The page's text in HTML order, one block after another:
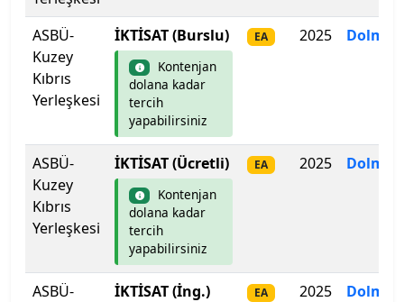
Çağ Üniversitesi
Çanakkale Onsekiz Mart Üniversitesi
Çankaya Üniversitesi
Çankırı Karatekin Üniversitesi
Çukurova Üniversitesi
Demiroğlu Bilim Üniversitesi
Dicle Üniversitesi
ASBÜ-
Kuzey
Kıbrıs
Yerleşkesi
İKTİSAT (Burslu)
Kontenjan
dolana kadar
tercih
yapabilirsiniz
EA 2025
ASBÜ-
Kuzey
Kıbrıs
Yerleşkesi
İKTİSAT (Ücretli)
Kontenjan
dolana kadar
tercih
yapabilirsiniz
EA 2025
ASBÜ-
İKTİSAT (İng.)
EA 2025